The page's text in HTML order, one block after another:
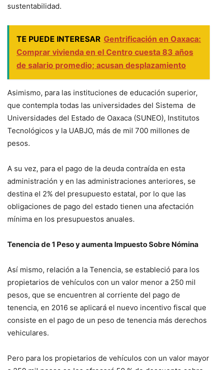
sustentabilidad.
TE PUEDE INTERESAR Gentrificación en Oaxaca:
Comprar vivienda en el Centro cuesta 83 años
de salario promedio; acusan desplazamiento
Asimismo, para las instituciones de educación superior,
que contempla todas las universidades del Sistema de
Universidades del Estado de Oaxaca (SUNEO), Institutos
Tecnológicos y la UABJO, más de mil 700 millones de
pesos.
A su vez, para el pago de la deuda contraída en esta
administración y en las administraciones anteriores, se
destina el 2% del presupuesto estatal, por lo que las
obligaciones de pago del estado tienen una afectación
mínima en los presupuestos anuales.
Tenencia de 1 Peso y aumenta Impuesto Sobre Nómina
Así mismo, relación a la Tenencia, se estableció para los
propietarios de vehículos con un valor menor a 250 mil
pesos, que se encuentren al corriente del pago de
tenencia, en 2016 se aplicará el nuevo incentivo fiscal que
consiste en el pago de un peso de tenencia más derechos
vehiculares.
Pero para los propietarios de vehículos con un valor mayor